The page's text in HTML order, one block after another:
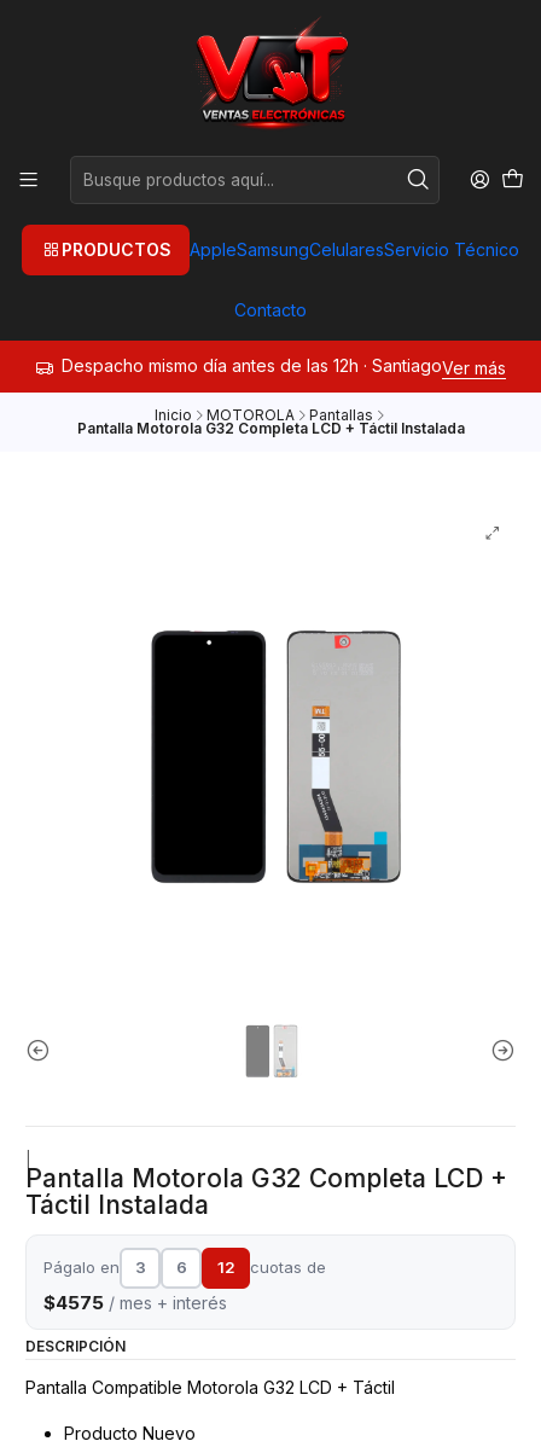
PRODUCTOS AppleSamsungCelularesServicio Técnico
Contacto
Despacho mismo día antes de las 12h · SantiagoVer más
Inicio MOTOROLA Pantallas
Pantalla Motorola G32 Completa LCD + Táctil Instalada
Pantalla Motorola G32 Completa LCD +
Táctil Instalada
Págalo en 3 6 12 cuotas de
$4575 / mes + interés
DESCRIPCIÓN
Pantalla Compatible Motorola G32 LCD + Táctil
Producto Nuevo